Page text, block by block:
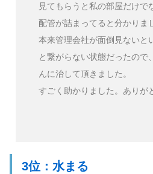
見てもらうと私の部屋だけで
配管が詰まってると分かりま
本来管理会社が面倒見ないと
と繋がらない状態だったので
んに治して頂きました。
すごく助かりました。ありが
3位：水まる